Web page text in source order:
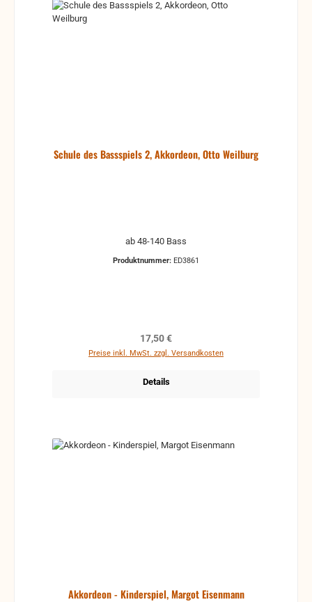
Schule des Bassspiels 2, Akkordeon, Otto Weilburg
ab 48-140 Bass
Produktnummer: ED3861
Regulärer Preis:
17,50 €
Preise inkl. MwSt. zzgl. Versandkosten
Details
Akkordeon - Kinderspiel, Margot Eisenmann